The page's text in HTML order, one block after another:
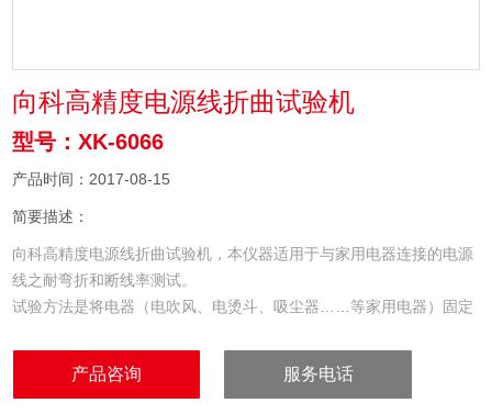
向科高精度电源线折曲试验机
型号：XK-6066
产品时间：2017-08-15
简要描述：
向科高精度电源线折曲试验机，本仪器适用于与家用电器连接的电源
线之耐弯折和断线率测试。
试验方法是将电器（电吹风、电烫斗、吸尘器……等家用电器）固定
开始弯折电源线，自动停机后检视试件被覆受损程度及导体断线率。
产品咨询 服务电话